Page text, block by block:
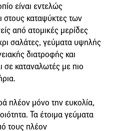
είναι εντελώς
στους καταψύκτες των
από ατομικές μερίδες
σαλάτες, γεύματα υψηλής
διατροφής και
σε καταναλωτές με πιο
πλέον μόνο την ευκολία,
Τα έτοιμα γεύματα
τους πλέον